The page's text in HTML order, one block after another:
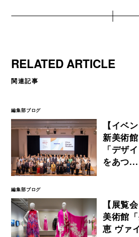
RELATED ARTICLE
関連記事
編集部ブログ
【イベ
新美術
「デザ
をあつ...
編集部ブログ
【展覧
美術館
恵 ヴァ